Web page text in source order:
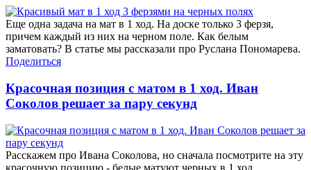
Еще одна задача на мат в 1 ход. На доске только 3 ферзя,
причем каждый из них на черном поле. Как белым
заматовать? В статье мы рассказали про Руслана Пономарева.
Поделиться
Красочная позиция с матом в 1 ход. Иван
Соколов решает за пару секунд
Расскажем про Ивана Соколова, но сначала посмотрите на эту
красочную позицию - белые матуют черных в 1 ход.